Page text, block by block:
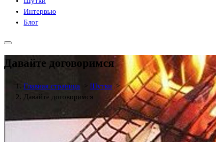
Интервью
Блог
Давайте договоримся
Главная страница > Шутки >
Давайте договоримся